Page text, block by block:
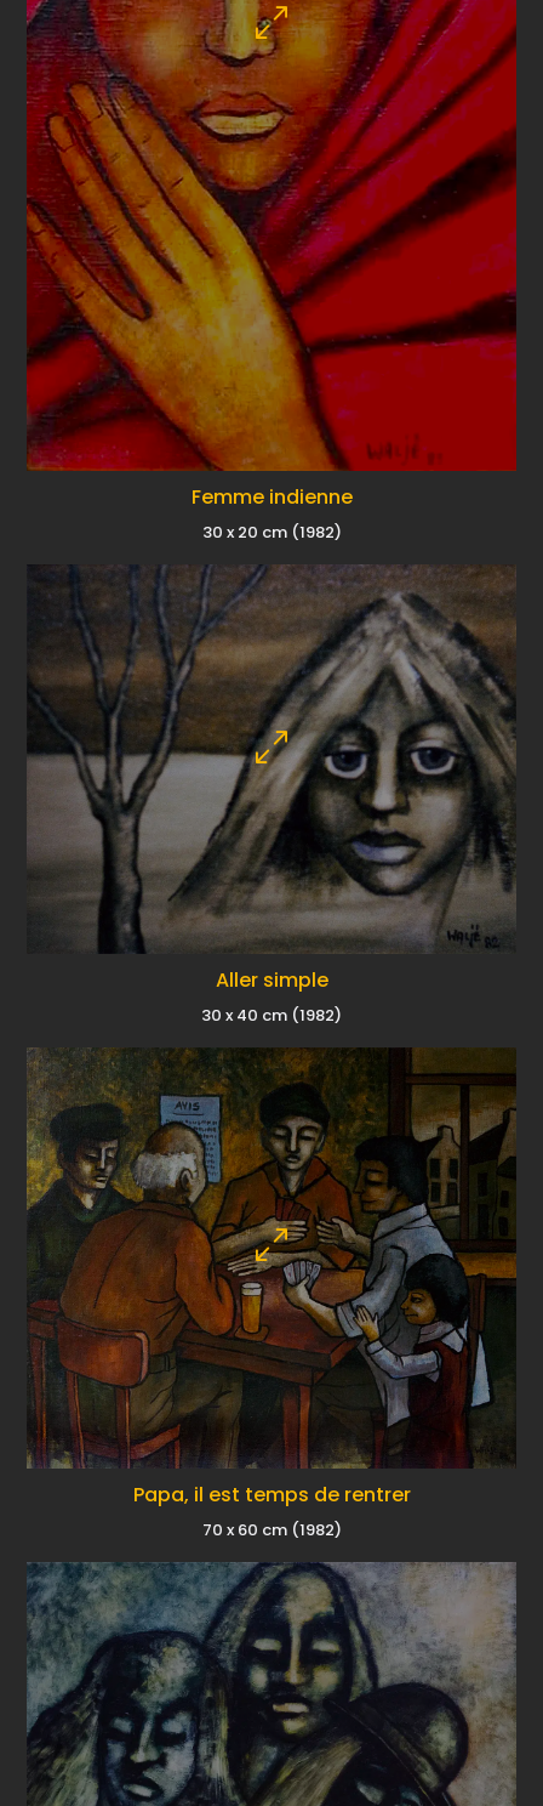
Femme indienne
30 x 20 cm (1982)
Aller simple
30 x 40 cm (1982)
Papa, il est temps de rentrer
70 x 60 cm (1982)